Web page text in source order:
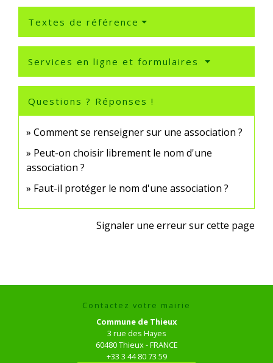
Textes de référence
Services en ligne et formulaires
Questions ? Réponses !
Comment se renseigner sur une association ?
Peut-on choisir librement le nom d'une
association ?
Faut-il protéger le nom d'une association ?
Signaler une erreur sur cette page
Contactez votre mairie
Commune de Thieux
3 rue des Hayes
60480 Thieux - FRANCE
+33 3 44 80 73 59